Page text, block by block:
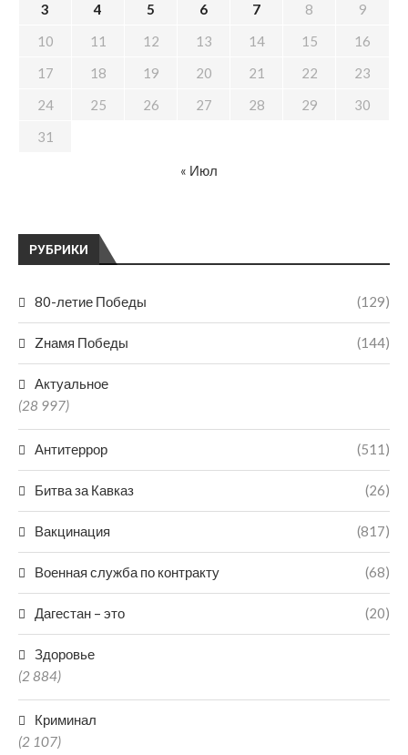
РУБРИКИ
80-летие Победы (129)
Zнамя Победы (144)
Актуальное
(28 997)
Антитеррор (511)
Битва за Кавказ (26)
Вакцинация (817)
Военная служба по контракту (68)
Дагестан – это (20)
Здоровье
(2 884)
Криминал
(2 107)
3
4 5 6 7 8
9
10
11 12 13 14 15
16
17
18 19 20 21 22
23
24
25 26 27 28 29
30
31
« Июл